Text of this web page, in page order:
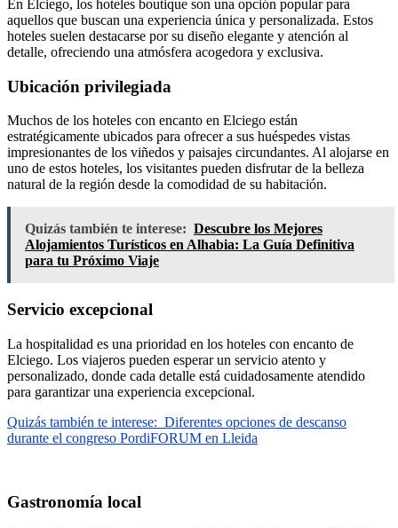
En Elciego, los hoteles boutique son una opción popular para
aquellos que buscan una experiencia única y personalizada. Estos
hoteles suelen destacarse por su diseño elegante y atención al
detalle, ofreciendo una atmósfera acogedora y exclusiva.
Ubicación privilegiada
Muchos de los hoteles con encanto en Elciego están
estratégicamente ubicados para ofrecer a sus huéspedes vistas
impresionantes de los viñedos y paisajes circundantes. Al alojarse en
uno de estos hoteles, los visitantes pueden disfrutar de la belleza
natural de la región desde la comodidad de su habitación.
Quizás también te interese: Descubre los Mejores
Alojamientos Turísticos en Alhabia: La Guía Definitiva
para tu Próximo Viaje
Servicio excepcional
La hospitalidad es una prioridad en los hoteles con encanto de
Elciego. Los viajeros pueden esperar un servicio atento y
personalizado, donde cada detalle está cuidadosamente atendido
para garantizar una experiencia excepcional.
Quizás también te interese: Diferentes opciones de descanso
durante el congreso PordiFORUM en Lleida
Gastronomía local